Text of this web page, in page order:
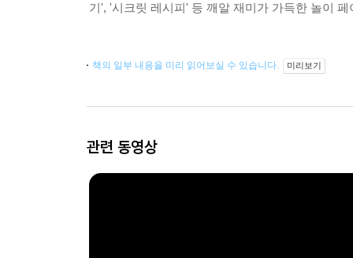
기', '시크릿 레시피' 등 깨알 재미가 가득한 놀이
책의 일부 내용을 미리 읽어보실 수 있습니다. 미리보기
관련 동영상